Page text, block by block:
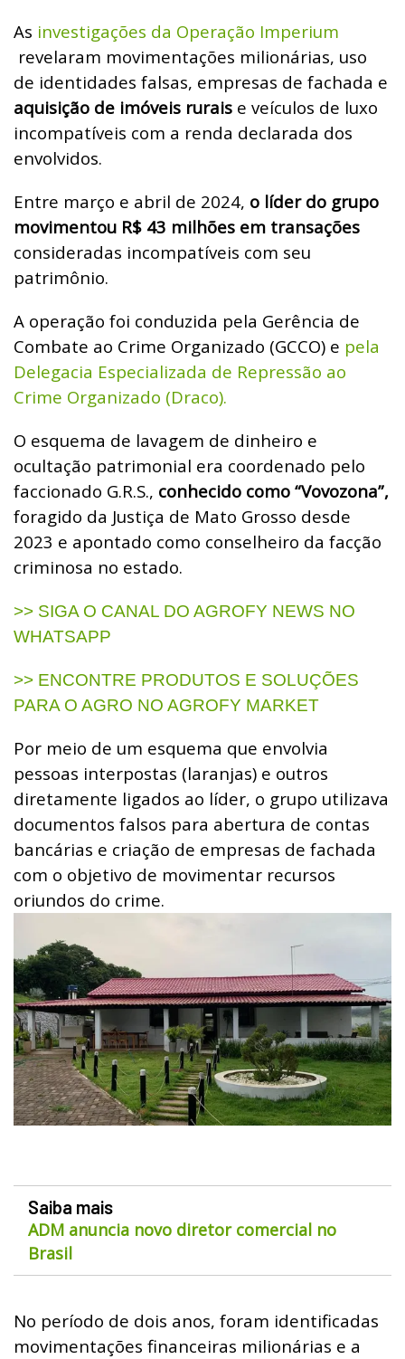
As investigações da Operação Imperium
revelaram movimentações milionárias, uso
de identidades falsas, empresas de fachada e
aquisição de imóveis rurais e veículos de luxo
incompatíveis com a renda declarada dos
envolvidos.
Entre março e abril de 2024, o líder do grupo
movimentou R$ 43 milhões em transações
consideradas incompatíveis com seu
patrimônio.
A operação foi conduzida pela Gerência de
Combate ao Crime Organizado (GCCO) e pela
Delegacia Especializada de Repressão ao
Crime Organizado (Draco).
O esquema de lavagem de dinheiro e
ocultação patrimonial era coordenado pelo
faccionado G.R.S., conhecido como “Vovozona”,
foragido da Justiça de Mato Grosso desde
2023 e apontado como conselheiro da facção
criminosa no estado.
>> SIGA O CANAL DO AGROFY NEWS NO
WHATSAPP
>> ENCONTRE PRODUTOS E SOLUÇÕES
PARA O AGRO NO AGROFY MARKET
Por meio de um esquema que envolvia
pessoas interpostas (laranjas) e outros
diretamente ligados ao líder, o grupo utilizava
documentos falsos para abertura de contas
bancárias e criação de empresas de fachada
com o objetivo de movimentar recursos
oriundos do crime.
Saiba mais
ADM anuncia novo diretor comercial no
Brasil
No período de dois anos, foram identificadas
movimentações financeiras milionárias e a